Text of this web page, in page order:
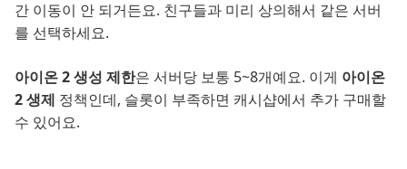
간 이동이 안 되거든요. 친구들과 미리 상의해서 같은 서버
를 선택하세요.
아이온 2 생성 제한은 서버당 보통 5~8개예요. 이게 아이온
2 생제 정책인데, 슬롯이 부족하면 캐시샵에서 추가 구매할
수 있어요.